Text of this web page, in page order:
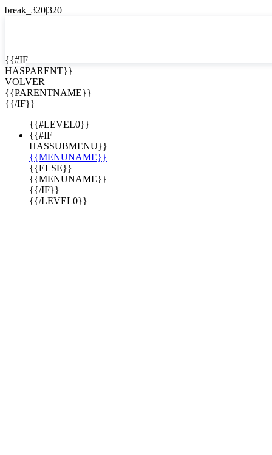

EN
ES
{{#IF
HASPARENT}}
VOLVER
{{PARENTNAME}}
{{/IF}}
{{#LEVEL0}}
{{#IF
HASSUBMENU}}
{{MENUNAME}}
{{ELSE}}
{{MENUNAME}}
{{/IF}}
{{/LEVEL0}}